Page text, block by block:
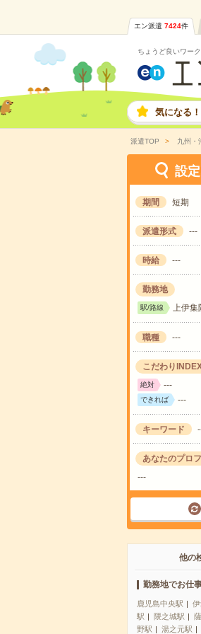
エン派遣 7424件
ちょうど良いワー
気になる
派遣TOP 九州・
設
期間 短期
派遣形式 ---
時給 ---
勤務地
駅/路線 上伊集
職種 ---
こだわり
絶対 ---
できれば ---
キーワード
あなたのプロ
---
他の
勤務地でお仕
鹿児島中央駅
駅
隈之城駅
野駅
湯之元駅